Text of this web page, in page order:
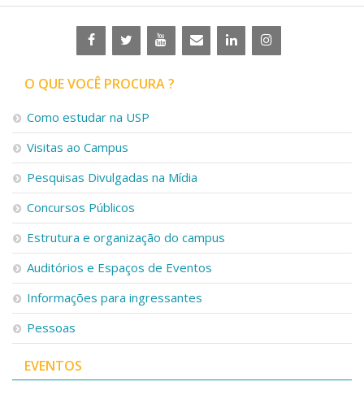
O QUE VOCÊ PROCURA ?
Como estudar na USP
Visitas ao Campus
Pesquisas Divulgadas na Mídia
Concursos Públicos
Estrutura e organização do campus
Auditórios e Espaços de Eventos
Informações para ingressantes
Pessoas
EVENTOS